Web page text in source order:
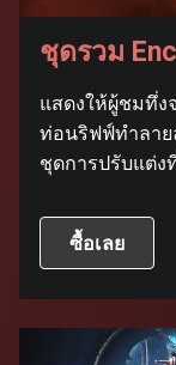
ชุดรวม
แสดงให้ผู้ชมทึ่ง
ท่อนริฟฟ์ทำลาย
ชุดการปรับแต่
ซื้อเลย